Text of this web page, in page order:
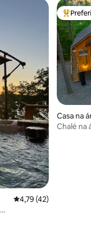
4,79 de uma avaliação
4,79 (42)
Entre
Casa na
Chalé na